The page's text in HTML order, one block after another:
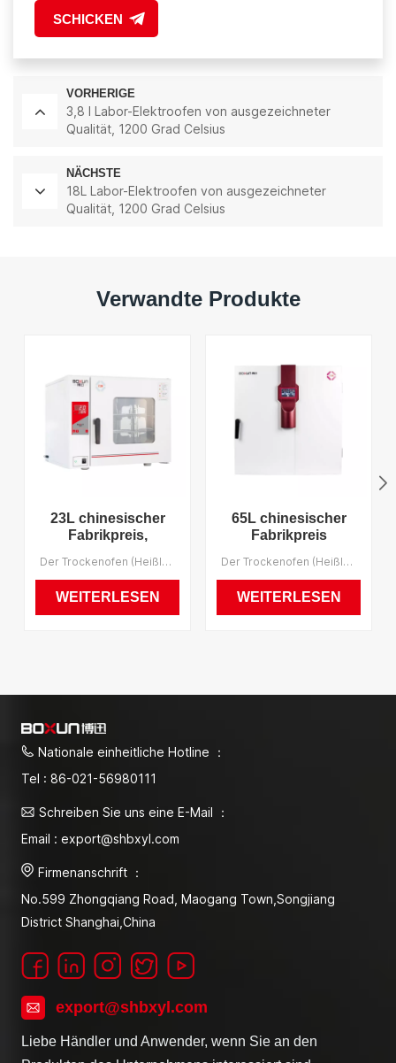
SCHICKEN
VORHERIGE
3,8 l Labor-Elektroofen von ausgezeichneter
Qualität, 1200 Grad Celsius
NÄCHSTE
18L Labor-Elektroofen von ausgezeichneter
Qualität, 1200 Grad Celsius
Verwandte Produkte
23L chinesischer
Fabrikpreis,
Grad-Celsius-
Der Trockenofen (Heißluftsterilisator) eignet sich zum Trocknen, Backen, Schmelzen und Sterilisieren in Industrie- und Bergbauunternehmen, Labors und wissenschaftlichen Forschungsinstituten. Wir unterstützen OEM.
WEITERLESEN
65L chinesischer
Fabrikpreis
Grad-Celsius-
Der Trockenofen (Heißluftsterilisator) eignet sich zum Trocknen, Backen, Schmelzen und Sterilisieren in Industrie- und Bergbauunternehmen, Labors und wissenschaftlichen Forschungsinstituten. Wir unterstützen OEM.
WEITERLESEN
Nationale einheitliche Hotline ：
Tel : 86-021-56980111
Schreiben Sie uns eine E-Mail ：
Email : export@shbxyl.com
Firmenanschrift ：
No.599 Zhongqiang Road, Maogang Town,Songjiang
District Shanghai,China
export@shbxyl.com
Liebe Händler und Anwender, wenn Sie an den